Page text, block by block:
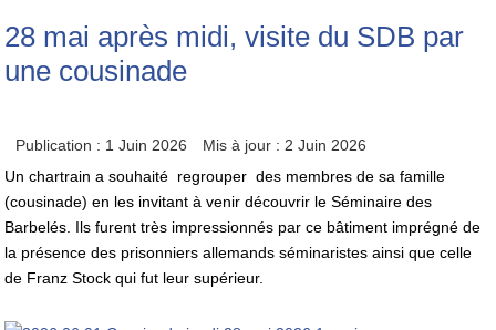
28 mai après midi, visite du SDB par
une cousinade
Publication : 1 Juin 2026
Mis à jour : 2 Juin 2026
Un chartrain a souhaité regrouper des membres de sa famille
(cousinade) en les invitant à venir découvrir le Séminaire des
Barbelés. Ils furent très impressionnés par ce bâtiment imprégné de
la présence des prisonniers allemands séminaristes ainsi que celle
de Franz Stock qui fut leur supérieur.